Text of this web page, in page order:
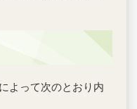
よって次のとおり内